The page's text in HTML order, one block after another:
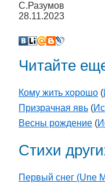
С.Разумов
28.11.2023
Читайте
Кому жить хорошо (
Призрачная явь (
Весны рождение (
Стихи
Первый снег (Une